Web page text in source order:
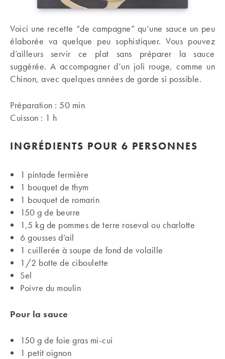
Voici une recette “de campagne” qu’une sauce un peu
élaborée va quelque peu sophistiquer. Vous pouvez
d’ailleurs servir ce plat sans préparer la sauce
suggérée. A accompagner d’un joli rouge, comme un
Chinon, avec quelques années de garde si possible.
Préparation : 50 min
Cuisson : 1 h
INGRÉDIENTS POUR 6 PERSONNES
1 pintade fermière
1 bouquet de thym
1 bouquet de romarin
150 g de beurre
1,5 kg de pommes de terre roseval ou charlotte
6 gousses d’ail
1 cuillerée à soupe de fond de volaille
1/2 botte de ciboulette
Sel
Poivre du moulin
Pour la sauce
150 g de foie gras mi-cui
1 petit oignon